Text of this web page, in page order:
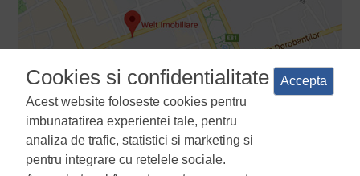
Cookies si confidentialitate
Acest website foloseste cookies pentru
imbunatatirea experientei tale, pentru
analiza de trafic, statistici si marketing si
pentru integrare cu retelele sociale.
Accepta